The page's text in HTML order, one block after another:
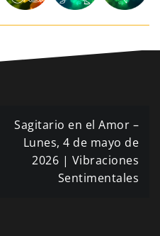
Sagitario en el Amor –
Lunes, 4 de mayo de
2026 | Vibraciones
Sentimentales